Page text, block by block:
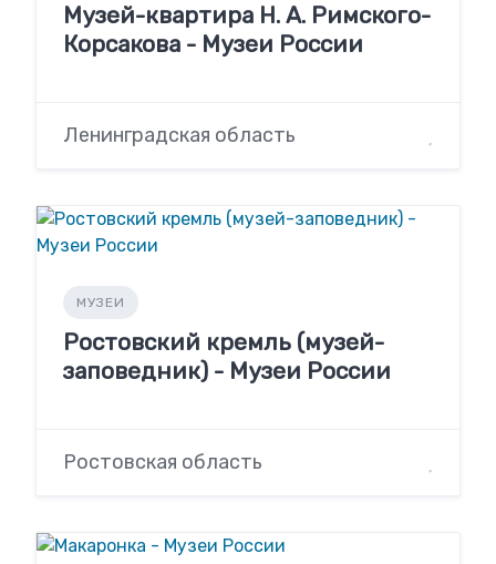
Музей-квартира Н. А. Римского-
Корсакова - Музеи России
Ленинградская область
МУЗЕИ
Ростовский кремль (музей-
заповедник) - Музеи России
Ростовская область